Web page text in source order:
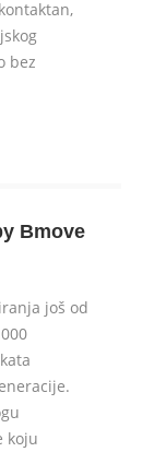
bez
Bmove
još od
koju